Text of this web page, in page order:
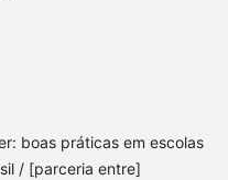
boas práticas em escolas
/ [parceria entre]